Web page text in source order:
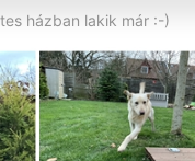
házban lakik már :-)